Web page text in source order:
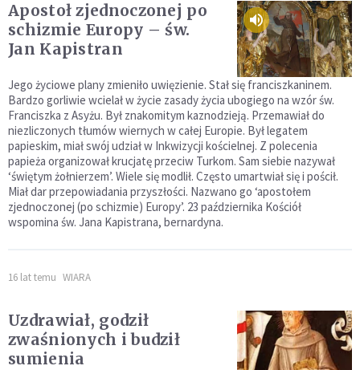
Apostoł zjednoczonej po
schizmie Europy – św.
Jan Kapistran
Jego życiowe plany zmieniło uwięzienie. Stał się franciszkaninem.
Bardzo gorliwie wcielał w życie zasady życia ubogiego na wzór św.
Franciszka z Asyżu. Był znakomitym kaznodzieją. Przemawiał do
niezliczonych tłumów wiernych w całej Europie. Był legatem
papieskim, miał swój udział w Inkwizycji kościelnej. Z polecenia
papieża organizował krucjatę przeciw Turkom. Sam siebie nazywał
‘świętym żołnierzem’. Wiele się modlił. Często umartwiał się i pościł.
Miał dar przepowiadania przyszłości. Nazwano go ‘apostołem
zjednoczonej (po schizmie) Europy’. 23 października Kościół
wspomina św. Jana Kapistrana, bernardyna.
16 lat temu WIARA
Uzdrawiał, godził
zwaśnionych i budził
sumienia